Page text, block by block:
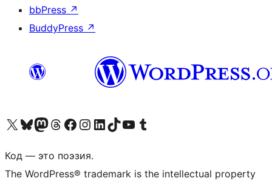
bbPress ↗
BuddyPress ↗
Посетите нас в X (ранее Twitter)
Посетите нашу учётную запись в Bluesky
Посетите нашу ленту в Mastodon
Посетите нашу учётную запись в Threads
Посетите нашу страницу на Facebook
Посетите наш Instagram
Посетите нашу страницу в LinkedIn
Посетите нашу учётную запись в TikTok
Посетите наш канал YouTube
Посетите нашу учётную запись в Tumblr
Код — это поэзия.
The WordPress® trademark is the intellectual property